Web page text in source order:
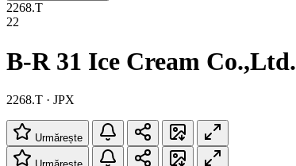
2268.T
22
B-R 31 Ice Cream Co.,Ltd.
2268.T · JPX
Urmărește